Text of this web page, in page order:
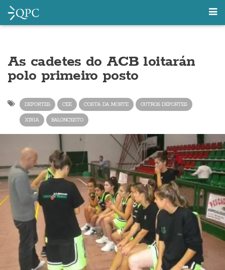
As cadetes do ACB loitarán
polo primeiro posto
DEPORTES CEE COSTA DA MORTE OUTROS DEPORTES
XIRIA BALONCESTO